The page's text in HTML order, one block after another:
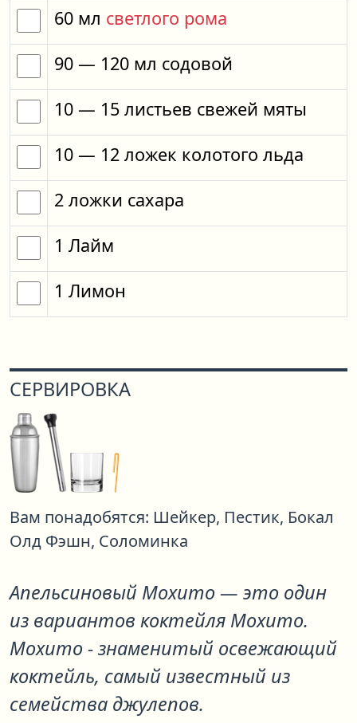
60 мл светлого рома
90 — 120 мл содовой
10 — 15 листьев свежей мяты
10 — 12 ложек колотого льда
2 ложки сахара
1 Лайм
1 Лимон
СЕРВИРОВКА
Вам понадобятся: Шейкер, Пестик, Бокал
Олд Фэшн, Соломинка
Апельсиновый Мохито — это один
из вариантов коктейля Мохито.
Мохито - знаменитый освежающий
коктейль, самый известный из
семейства джулепов.